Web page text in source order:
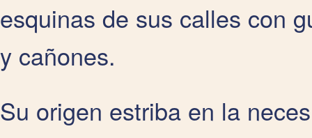
esquinas de sus calles con
y cañones.
Su origen estriba en la